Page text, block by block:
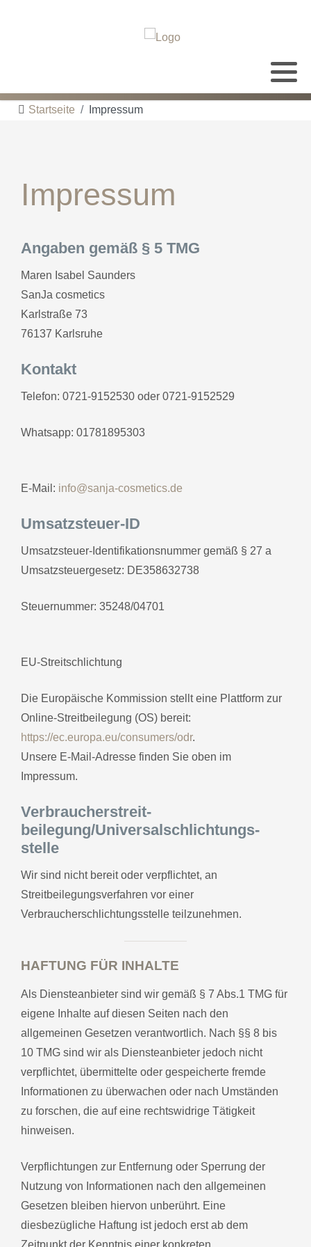
Startseite Impressum
Impressum
Angaben gemäß § 5 TMG
Maren Isabel Saunders
SanJa cosmetics
Karlstraße 73
76137 Karlsruhe
Kontakt
Telefon: 0721-9152530 oder 0721-9152529
Whatsapp: 01781895303
E-Mail: info@sanja-cosmetics.de
Umsatzsteuer-ID
Umsatzsteuer-Identifikationsnummer gemäß § 27 a
Umsatzsteuergesetz: DE358632738
Steuernummer: 35248/04701
EU-Streitschlichtung
Die Europäische Kommission stellt eine Plattform zur
Online-Streitbeilegung (OS) bereit:
https://ec.europa.eu/consumers/odr.
Unsere E-Mail-Adresse finden Sie oben im
Impressum.
Verbraucher­streit­
beilegung/Universal­schlichtungs­
stelle
Wir sind nicht bereit oder verpflichtet, an
Streitbeilegungsverfahren vor einer
Verbraucherschlichtungsstelle teilzunehmen.
HAFTUNG FÜR INHALTE
Als Diensteanbieter sind wir gemäß § 7 Abs.1 TMG für
eigene Inhalte auf diesen Seiten nach den
allgemeinen Gesetzen verantwortlich. Nach §§ 8 bis
10 TMG sind wir als Diensteanbieter jedoch nicht
verpflichtet, übermittelte oder gespeicherte fremde
Informationen zu überwachen oder nach Umständen
zu forschen, die auf eine rechtswidrige Tätigkeit
hinweisen.
Verpflichtungen zur Entfernung oder Sperrung der
Nutzung von Informationen nach den allgemeinen
Gesetzen bleiben hiervon unberührt. Eine
diesbezügliche Haftung ist jedoch erst ab dem
Zeitpunkt der Kenntnis einer konkreten
Hautbildverbesserung Karlsruhe
Massagen
Online-Shop
Info